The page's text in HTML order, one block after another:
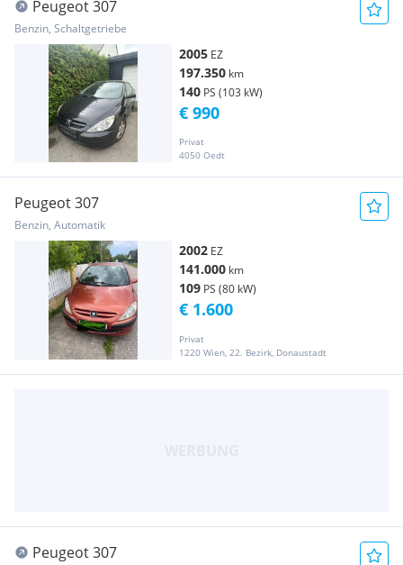
Peugeot 307
Benzin, Schaltgetriebe
2005 EZ
197.350 km
140 PS (103 kW)
Privat
4050 Oedt
€ 990
Peugeot 307
Benzin, Automatik
2002 EZ
141.000 km
109 PS (80 kW)
Privat
1220 Wien, 22. Bezirk, Donaustadt
€ 1.600
Peugeot 307